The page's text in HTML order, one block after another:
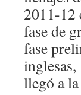
2011-12
fase de
fase
llegó a